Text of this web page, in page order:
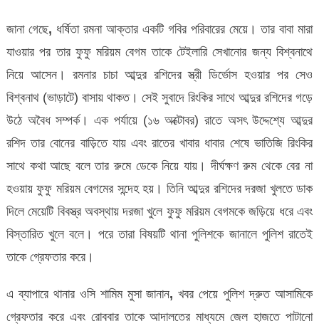
জানা গেছে, ধর্ষিতা রমনা আক্তার একটি গবির পরিবারের মেয়ে। তার বাবা মারা
যাওয়ার পর তার ফুফু মরিয়ম বেগম তাকে টেইলারি সেখানোর জন্য বিশ্বনাথে
নিয়ে আসেন। রমনার চাচা আব্দুর রশিদের স্ত্রী ডির্ভোস হওয়ার পর সেও
বিশ্বনাথ (ভাড়াটে) বাসায় থাকত। সেই সুবাদে রিংকির সাথে আব্দুর রশিদের গড়ে
উঠে অবৈধ সম্পর্ক। এক পর্যায়ে (১৬ অক্টোবর) রাতে অসৎ উদ্দেশ্যে আব্দুর
রশিদ তার বোনের বাড়িতে যায় এবং রাতের খাবার ধাবার শেষে ভাতিজি রিংকির
সাথে কথা আছে বলে তার রুমে ডেকে নিয়ে যায়। দীর্ঘক্ষণ রুম থেকে বের না
হওয়ায় ফুফু মরিয়ম বেগমের সন্দেহ হয়। তিনি আব্দুর রশিদের দরজা খুলতে ডাক
দিলে মেয়েটি বিবস্ত্র অবস্থায় দরজা খুলে ফুফু মরিয়ম বেগমকে জড়িয়ে ধরে এবং
বিস্তারিত খুলে বলে। পরে তারা বিষয়টি থানা পুলিশকে জানালে পুলিশ রাতেই
তাকে গ্রেফতার করে।
এ ব্যাপারে থানার ওসি শামিম মুসা জানান,খবর পেয়ে পুলিশ দ্রুত আসামিকে
গ্রেফতার করে এবং রোববার তাকে আদালতের মাধ্যমে জেল হাজতে পাটানো